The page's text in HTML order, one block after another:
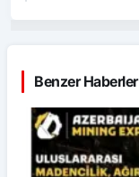
Benzer Haberler